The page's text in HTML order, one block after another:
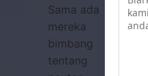
Sama ada
mereka
bimbang
tentang